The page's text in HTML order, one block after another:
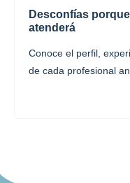
Desconfías
atenderá
Conoce el perfil,
de cada profesional